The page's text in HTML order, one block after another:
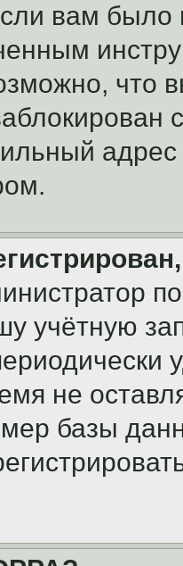
вам
что
адрес
учётную
не
базы